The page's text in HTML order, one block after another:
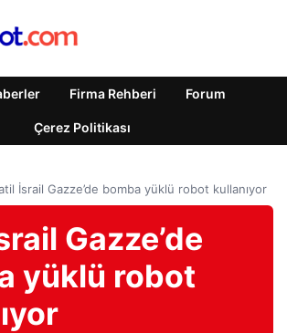
Firma Rehberi Forum
Çerez Politikası
İsrail Gazze’de bomba yüklü robot kullanıyor
Gazze’de
yüklü robot